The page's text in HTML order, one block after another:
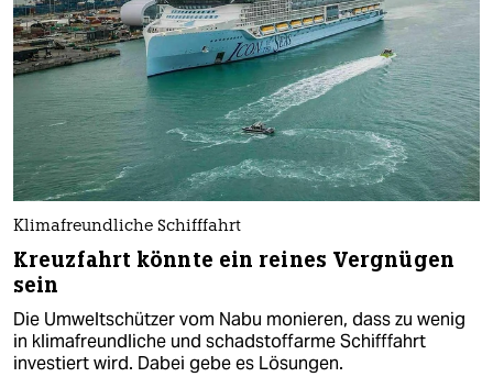
Klimafreundliche Schifffahrt
Kreuzfahrt könnte ein reines Vergnügen
sein
Die Umweltschützer vom Nabu monieren, dass zu wenig
in klimafreundliche und schadstoffarme Schifffahrt
investiert wird. Dabei gebe es Lösungen.